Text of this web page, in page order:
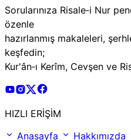
Sorularınıza Risale‑i Nur
özenle
hazırlanmış makaleleri,
keşfedin;
Kur'ân‑ı Kerîm, Cevşen ve
Risale Online Youtube
Risale Online Instagram
Risale Online X Hesabı
HIZLI ERİŞİM
Anasayfa
Hakkımızda